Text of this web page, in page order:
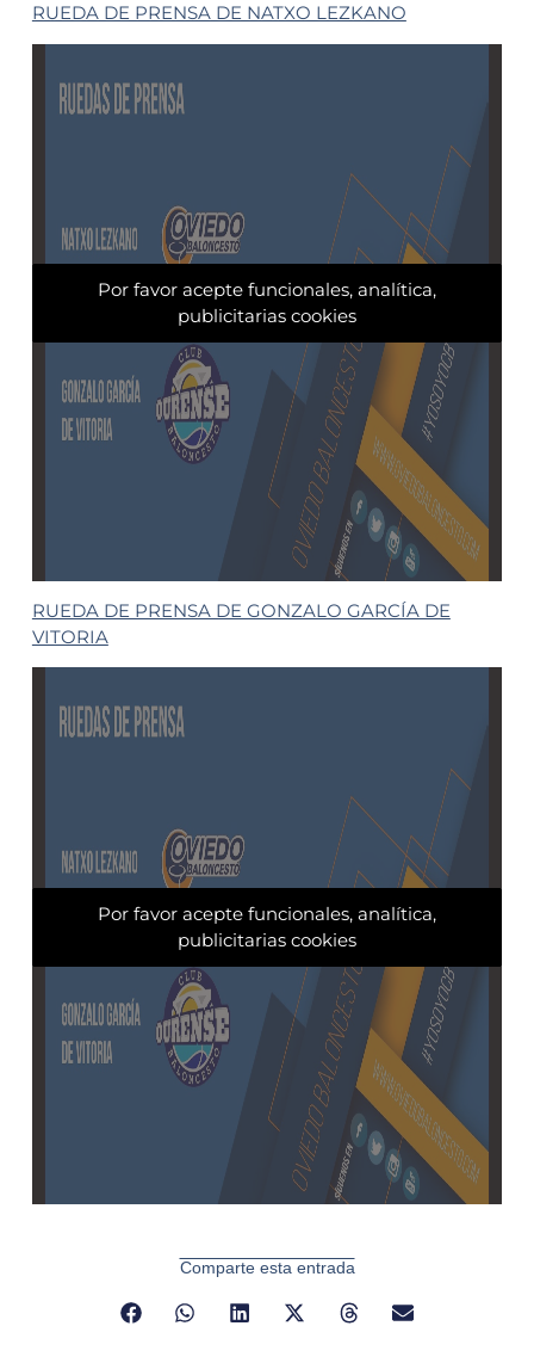
RUEDA DE PRENSA DE NATXO LEZKANO
Por favor acepte funcionales, analítica,
publicitarias cookies
RUEDA DE PRENSA DE GONZALO GARCÍA DE
VITORIA
Por favor acepte funcionales, analítica,
publicitarias cookies
Comparte esta entrada